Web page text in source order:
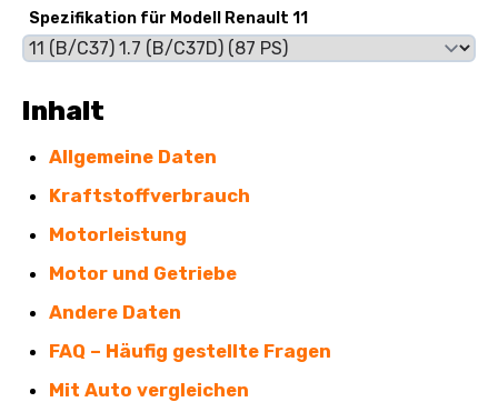
Spezifikation für Modell Renault 11
Inhalt
Allgemeine Daten
Kraftstoffverbrauch
Motorleistung
Motor und Getriebe
Andere Daten
FAQ – Häufig gestellte Fragen
Mit Auto vergleichen